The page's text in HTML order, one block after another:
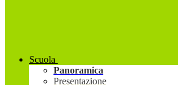
Scuola
Panoramica
Presentazione